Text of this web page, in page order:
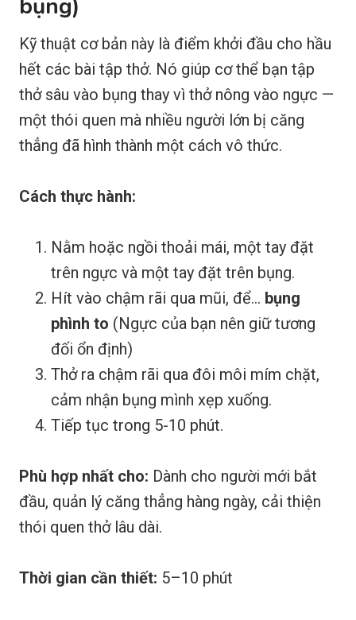
bụng)
Kỹ thuật cơ bản này là điểm khởi đầu cho hầu
hết các bài tập thở. Nó giúp cơ thể bạn tập
thở sâu vào bụng thay vì thở nông vào ngực —
một thói quen mà nhiều người lớn bị căng
thẳng đã hình thành một cách vô thức.
Cách thực hành:
Nằm hoặc ngồi thoải mái, một tay đặt
trên ngực và một tay đặt trên bụng.
Hít vào chậm rãi qua mũi, để... bụng
phình to (Ngực của bạn nên giữ tương
đối ổn định)
Thở ra chậm rãi qua đôi môi mím chặt,
cảm nhận bụng mình xẹp xuống.
Tiếp tục trong 5-10 phút.
Phù hợp nhất cho: Dành cho người mới bắt
đầu, quản lý căng thẳng hàng ngày, cải thiện
thói quen thở lâu dài.
Thời gian cần thiết: 5–10 phút